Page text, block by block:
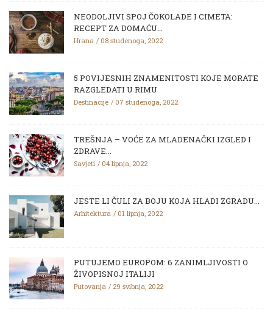
NEODOLJIVI SPOJ ČOKOLADE I CIMETA:
RECEPT ZA DOMAĆU...
Hrana 08 studenoga, 2022
5 POVIJESNIH ZNAMENITOSTI KOJE MORATE
RAZGLEDATI U RIMU
Destinacije 07 studenoga, 2022
TREŠNJA – VOĆE ZA MLADENAČKI IZGLED I
ZDRAVE...
Savjeti 04 lipnja, 2022
JESTE LI ČULI ZA BOJU KOJA HLADI ZGRADU...
Arhitektura 01 lipnja, 2022
PUTUJEMO EUROPOM: 6 ZANIMLJIVOSTI O
ŽIVOPISNOJ ITALIJI
Putovanja 29 svibnja, 2022